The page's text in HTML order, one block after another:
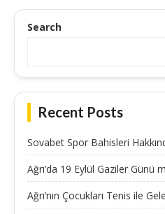
Search
Recent Posts
Sovabet Spor Bahisleri
Ağrı’da 19 Eylül Gaziler Günü
Ağrı’nın Çocukları Tenis ile